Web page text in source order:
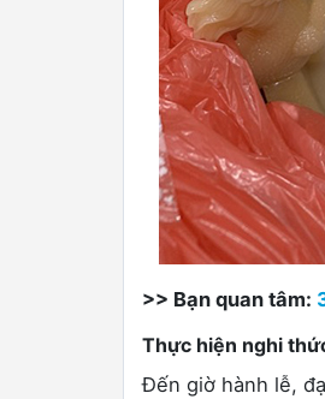
>> Bạn quan tâm:
Thực hiện nghi
Đến giờ hành lễ,